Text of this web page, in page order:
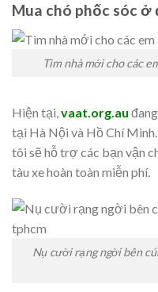
Mua chó phốc sóc ở
Tìm nhà mới cho các
Hiện tại,vaat.org.au
tại Hà Nội và Hồ Chí
tôi sẽ hỗ trợ các bạn vận
tàu xe hoàn toàn miễn phí.
Nụ cười rạng ngời bên